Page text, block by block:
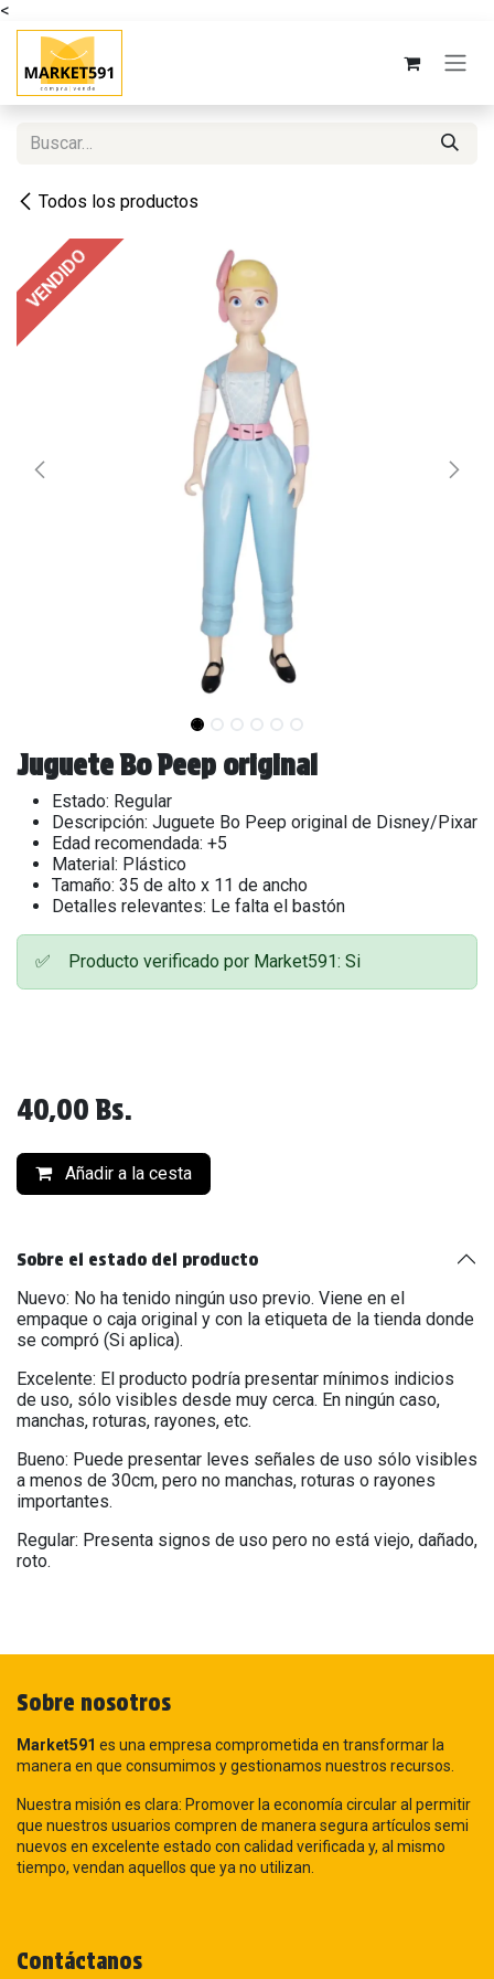
<
Ir al contenido
Todos los productos
VENDIDO
Juguete Bo Peep original
Estado: Regular
Descripción: Juguete Bo Peep original de Disney/Pixar
Edad recomendada: +5
Material: Plástico
Tamaño: 35 de alto x 11 de ancho
Detalles relevantes: Le falta el bastón
✅ Producto verificado por Market591: Si
40,00 Bs.
Añadir a la cesta
Sobre el estado del producto
Nuevo: No ha tenido ningún uso previo. Viene en el
empaque o caja original y con la etiqueta de la tienda donde
se compró (Si aplica).
Excelente: El producto podría presentar mínimos indicios
de uso, sólo visibles desde muy cerca. En ningún caso,
manchas, roturas, rayones, etc.
Bueno: Puede presentar leves señales de uso sólo visibles
a menos de 30cm, pero no manchas, roturas o rayones
importantes.
Regular: Presenta signos de uso pero no está viejo, dañado,
roto.
Sobre nosotros
Market591 es una empresa comprometida en transformar la
manera en que consumimos y gestionamos nuestros recursos.
Nuestra misión es clara: Promover la economía circular al permitir
que nuestros usuarios compren de manera segura artículos semi
nuevos en excelente estado con calidad verificada y, al mismo
tiempo, vendan aquellos que ya no utilizan.
Contáctanos